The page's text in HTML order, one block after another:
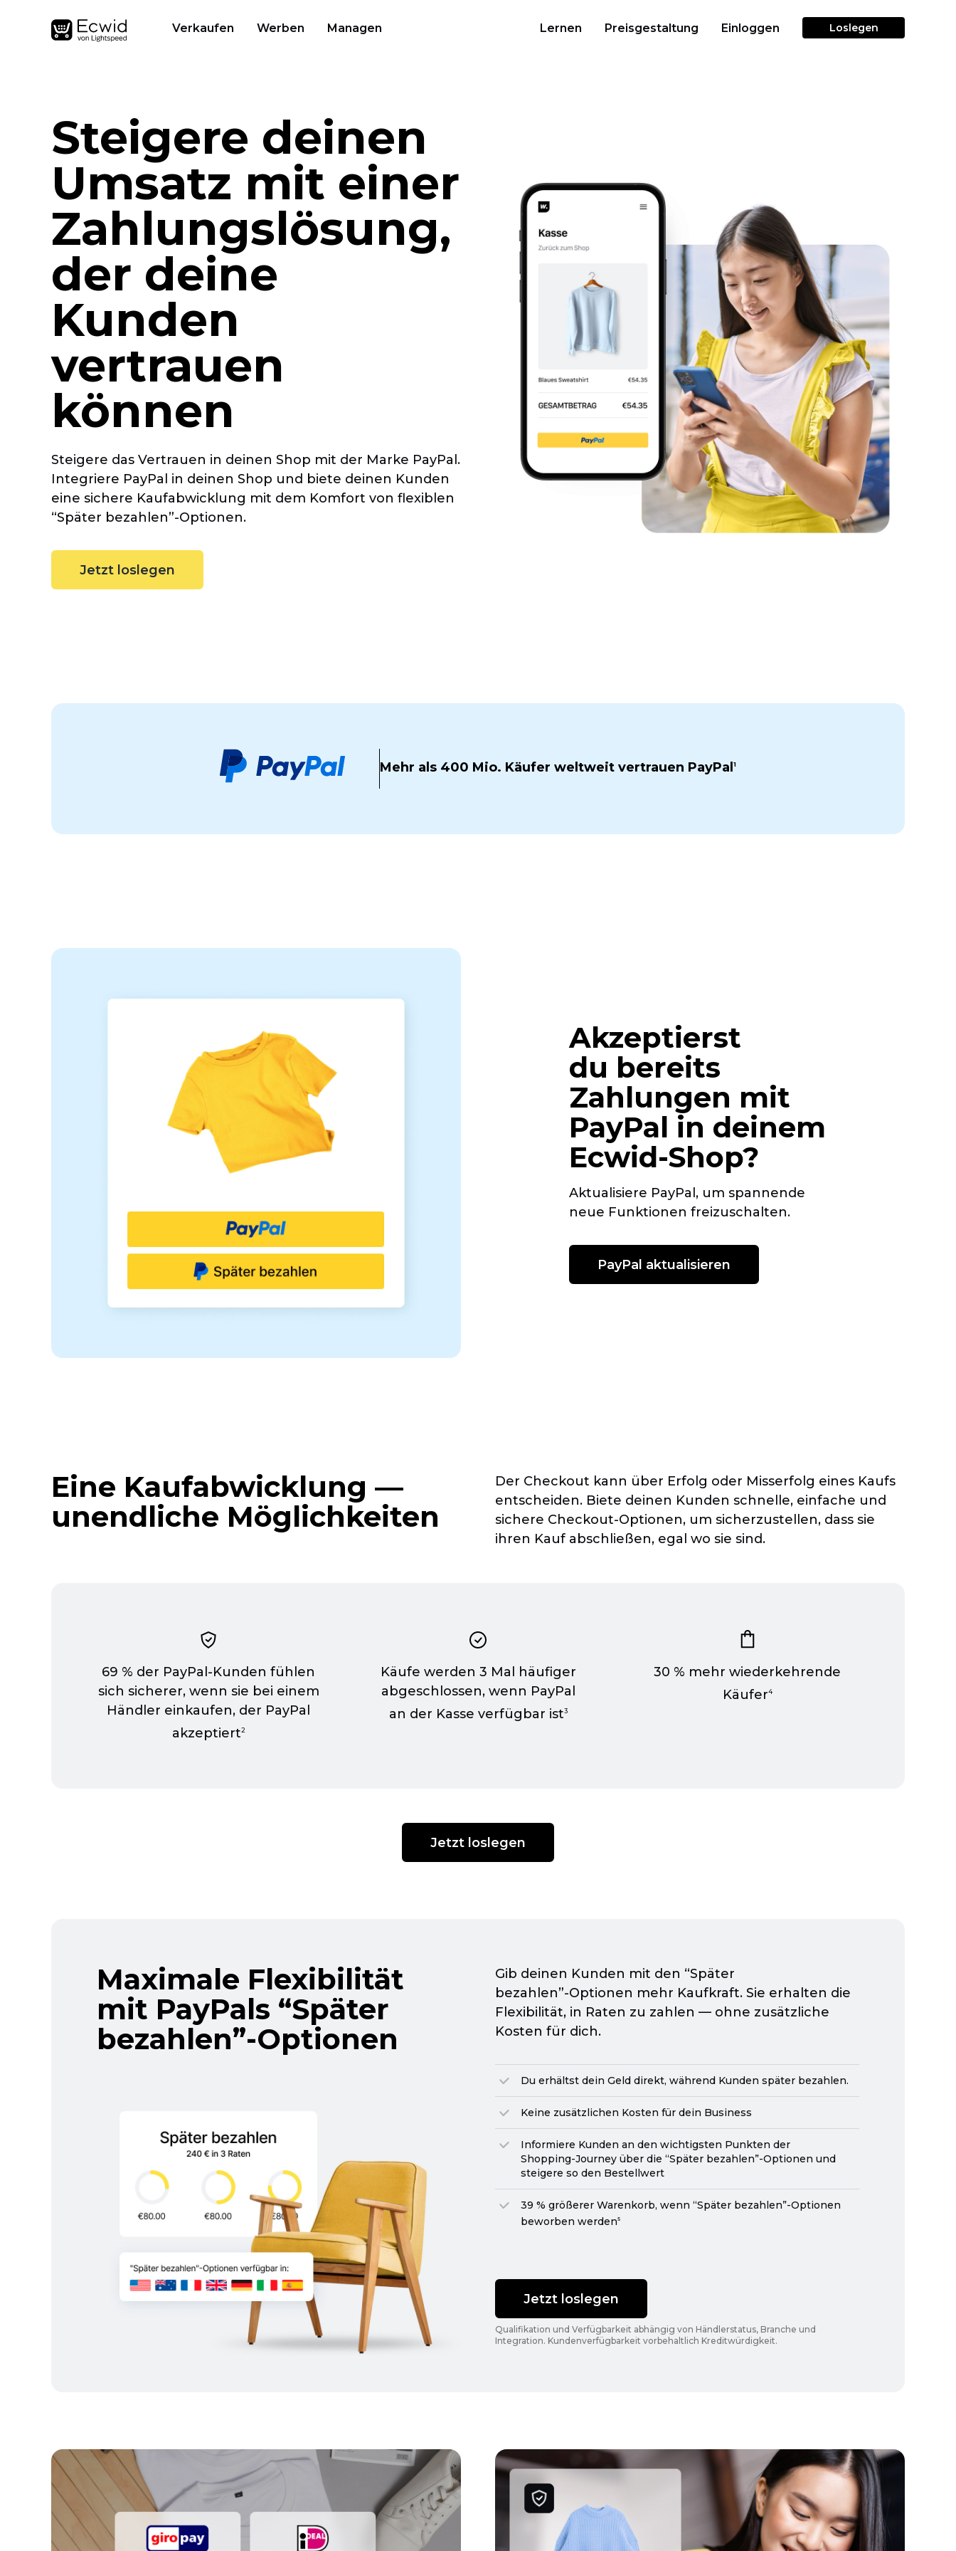
Verkaufen Werben Managen Lernen Preisgestaltung Einloggen Loslegen
Steigere deinen
Umsatz mit einer
Zahlungslösung,
der deine
Kunden
vertrauen
können
Steigere das Vertrauen in deinen Shop mit der Marke PayPal.
Integriere PayPal in deinen Shop und biete deinen Kunden
eine sichere Kaufabwicklung mit dem Komfort von flexiblen
“Später bezahlen”-Optionen.
Jetzt loslegen
Mehr als 400 Mio. Käufer weltweit vertrauen PayPal 1
Akzeptierst
du bereits
Zahlungen mit
PayPal in deinem
Ecwid-Shop?
Aktualisiere PayPal, um spannende
neue Funktionen freizuschalten.
PayPal aktualisieren
Eine Kaufabwicklung —
unendliche Möglichkeiten
Der Checkout kann über Erfolg oder Misserfolg eines Kaufs
entscheiden. Biete deinen Kunden schnelle, einfache und
sichere Checkout-Optionen, um sicherzustellen, dass sie
ihren Kauf abschließen, egal wo sie sind.
69 % der PayPal-Kunden fühlen
sich sicherer, wenn sie bei einem
Händler einkaufen, der PayPal
akzeptiert2
Käufe werden 3 Mal häufiger
abgeschlossen, wenn PayPal
an der Kasse verfügbar ist3
30 % mehr wiederkehrende
Käufer4
Jetzt loslegen
Maximale Flexibilität
mit PayPals “Später
bezahlen”-Optionen
Gib deinen Kunden mit den “Später
bezahlen”-Optionen mehr Kaufkraft. Sie erhalten die
Flexibilität, in Raten zu zahlen — ohne zusätzliche
Kosten für dich.
Du erhältst dein Geld direkt, während Kunden später bezahlen.
Keine zusätzlichen Kosten für dein Business
Informiere Kunden an den wichtigsten Punkten der
Shopping-Journey über die “Später bezahlen”-Optionen und
steigere so den Bestellwert
39 % größerer Warenkorb, wenn “Später bezahlen”-Optionen
beworben werden5
Jetzt loslegen
Qualifikation und Verfügbarkeit abhängig von Händlerstatus, Branche und
Integration. Kundenverfügbarkeit vorbehaltlich Kreditwürdigkeit.